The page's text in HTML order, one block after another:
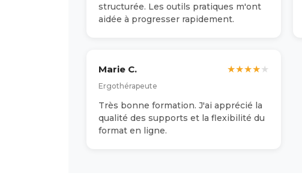
structurée. Les outils pratiques m'ont
aidée à progresser rapidement.
Marie C.
Ergothérapeute
★★★★★
Très bonne formation. J'ai apprécié la
qualité des supports et la flexibilité du
format en ligne.